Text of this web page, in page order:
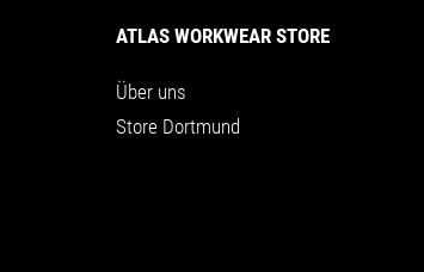
ATLAS WORKWEAR STORE
Über uns
Store Dortmund